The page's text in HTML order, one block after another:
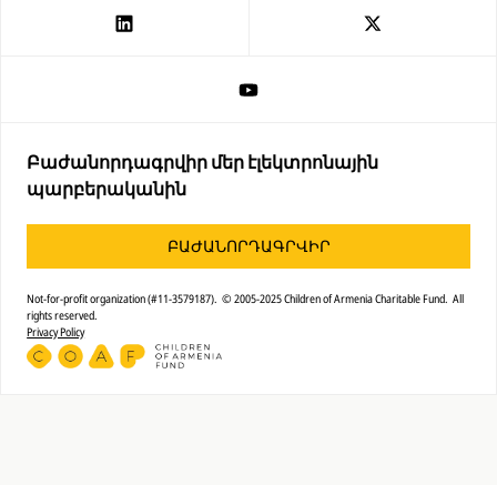
Բաժանորդագրվիր մեր էլեկտրոնային
պարբերականին
ԲԱԺԱՆՈՐԴԱԳՐՎԻՐ
Not-for-profit organization (#11-3579187). © 2005-2025 Children of Armenia Charitable Fund. All
rights reserved.
Privacy Policy